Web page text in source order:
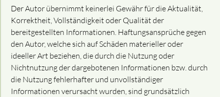
Der Autor übernimmt keinerlei Gewähr für die Aktualität,
Korrektheit, Vollständigkeit oder Qualität der
bereitgestellten Informationen. Haftungsansprüche gegen
den Autor, welche sich auf Schäden materieller oder
ideeller Art beziehen, die durch die Nutzung oder
Nichtnutzung der dargebotenen Informationen bzw. durch
die Nutzung fehlerhafter und unvollständiger
Informationen verursacht wurden, sind grundsätzlich